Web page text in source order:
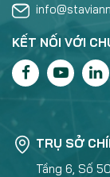
KẾT NỐI VỚI
TRỤ SỞ
Tầng 6, Số